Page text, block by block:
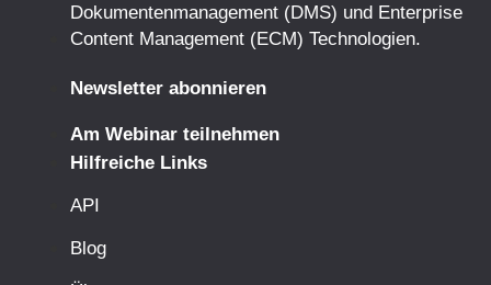
Dokumentenmanagement (DMS) und Enterprise
Content Management (ECM) Technologien.
Newsletter abonnieren
Am Webinar teilnehmen
Hilfreiche Links
API
Blog